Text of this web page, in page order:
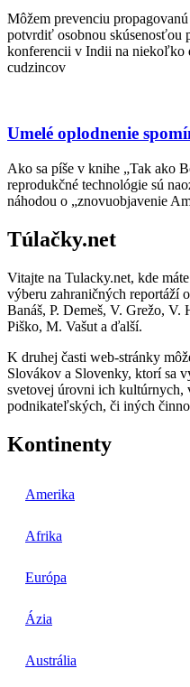
Môžem prevenciu
potvrdiť osobnou skúsenosťou
konferencii v Indii na niekoľko
cudzincov
Umelé oplodnenie
Ako sa píše v knihe „Tak ako
reprodukčné technológie sú
náhodou o „znovuobjavenie
Túlačky.net
Vitajte na Tulacky.net, kde
výberu zahraničných reportáží
Banáš, P. Demeš, V. Grežo,
Piško, M. Vašut a ďalší.
K druhej časti web-stránky
Slovákov a Slovenky, ktorí sa
svetovej úrovni ich kultúrnych,
podnikateľských, či iných
Kontinenty
Amerika
Afrika
Európa
Ázia
Austrália